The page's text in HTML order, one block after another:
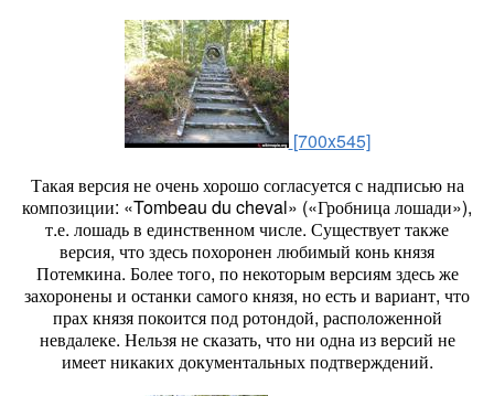
[700x545]
Такая версия не очень хорошо согласуется с надписью на
композиции: «Tombeau du cheval» («Гробница лошади»),
т.е. лошадь в единственном числе. Существует также
версия, что здесь похоронен любимый конь князя
Потемкина. Более того, по некоторым версиям здесь же
захоронены и останки самого князя, но есть и вариант, что
прах князя покоится под ротондой, расположенной
невдалеке. Нельзя не сказать, что ни одна из версий не
имеет никаких документальных подтверждений.